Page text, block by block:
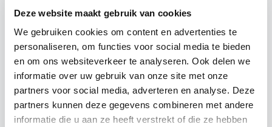
Deze website maakt gebruik van cookies
We gebruiken cookies om content en advertenties te
personaliseren, om functies voor social media te bieden
en om ons websiteverkeer te analyseren. Ook delen we
informatie over uw gebruik van onze site met onze
partners voor social media, adverteren en analyse. Deze
partners kunnen deze gegevens combineren met andere
informatie die u aan ze heeft verstrekt of die ze hebben
500
Critical Error